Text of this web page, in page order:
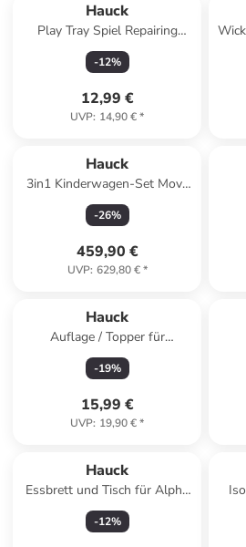
Hauck
Play Tray Spiel Repairing
Zahnräder in braun,bunt
-12%
12,99 €
UVP: 14,90 €*
Hauck
3in1 Kinderwagen-Set Move
N Care Trio in beige
-26%
459,90 €
UVP: 629,80 €*
Hauck
Auflage / Topper für
Wickelauflagen wie in
gruen,beige
-19%
15,99 €
UVP: 19,90 €*
Hauck
Essbrett und Tisch für Alpha
Hochstuhl in beige
-12%